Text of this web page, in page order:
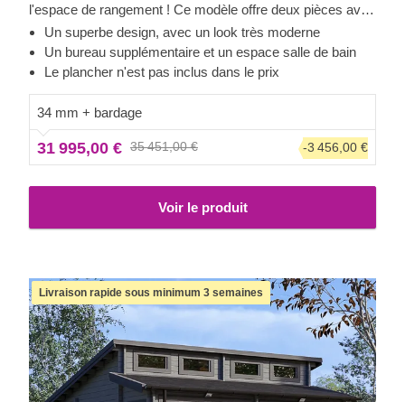
l'espace de rangement ! Ce modèle offre deux pièces avec
des entrées séparées : une place de parking de 55 m² et
un studio de 26 m² juste à côté. En plus, vous trouverez 2
pièces supplémentaires pour du stockage. Le design est
jardin. Rendez votre quotidien un peu plus agréable avec
SILVIA S !Le prix de ce modèle n'inclut pas le plancher.
Un superbe design, avec un look très moderne
Un bureau supplémentaire et un espace salle de bain
Le plancher n'est pas inclus dans le prix
34 mm + bardage
31 995,00 € 35 451,00 € -3 456,00 €
Voir le produit
Livraison rapide sous minimum 3 semaines